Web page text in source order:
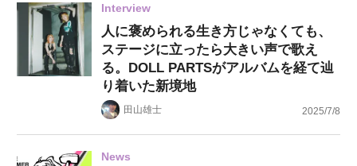
Interview
人に褒められる生き方じゃなくても、
ステージに立ったら大きい声で歌え
る。DOLL PARTSがアルバムを経て辿
り着いた新境地
田山雄士 2025/7/8
News